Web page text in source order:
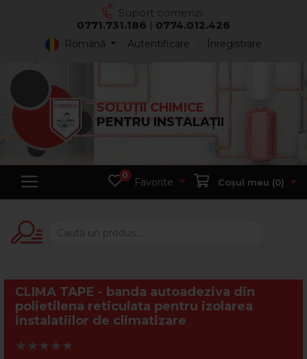
Suport comenzi:
0771.731.186 | 0774.012.426
Română Autentificare Înregistrare
SOLUȚII CHIMICE
PENTRU INSTALAȚII
0
Favorite Coșul meu (0)
CLIMA TAPE - banda autoadeziva din
polietilena reticulata pentru izolarea
instalatiilor de climatizare